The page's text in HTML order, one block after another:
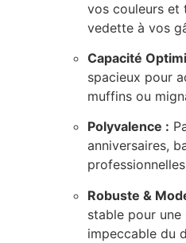
vos couleurs et
vedette à vos
Capacité
spacieux pour
muffins ou
Polyvalence :
anniversaires,
Robuste &
stable pour
impeccable du